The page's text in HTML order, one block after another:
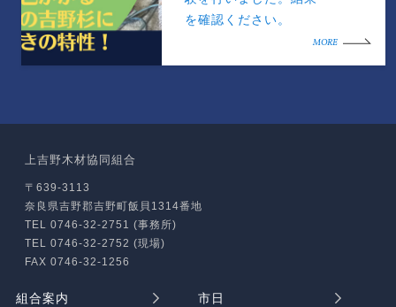
を確認ください。
MORE
上吉野木材協同組合
〒639-3113
奈良県吉野郡吉野町飯貝1314番地
TEL 0746-32-2751 (事務所)
TEL 0746-32-2752 (現場)
FAX 0746-32-1256
組合案内 市日